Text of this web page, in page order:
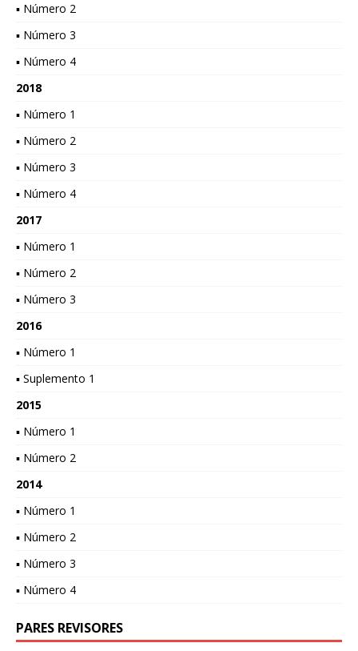
▪ Número 2
▪ Número 3
▪ Número 4
2018
▪ Número 1
▪ Número 2
▪ Número 3
▪ Número 4
2017
▪ Número 1
▪ Número 2
▪ Número 3
2016
▪ Número 1
▪ Suplemento 1
2015
▪ Número 1
▪ Número 2
2014
▪ Número 1
▪ Número 2
▪ Número 3
▪ Número 4
PARES REVISORES